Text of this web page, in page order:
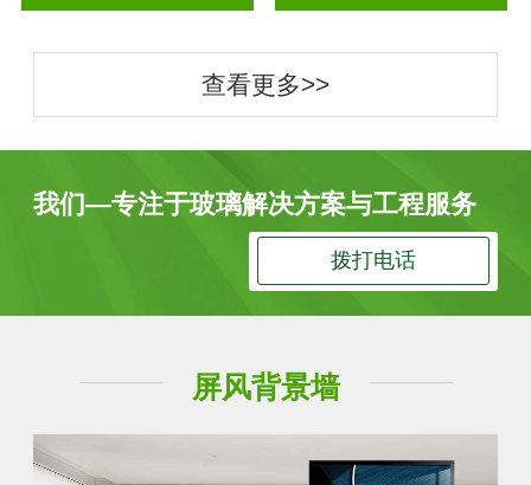
查看更多>>
我们—专注于玻璃解决方案与工程服务
拨打电话
屏风背景墙